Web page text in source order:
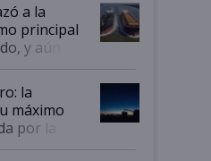
a la
principal
y aún así
seis de cada
el
la
máximo
por la